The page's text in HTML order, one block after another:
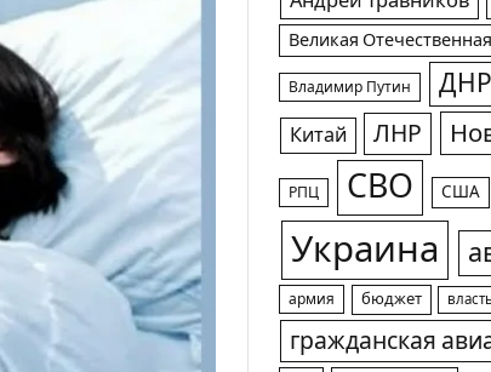
Великая
Владимир Путин ДНР
Китай ЛНР
РПЦ СВО США
Украина
армия бюджет
гражданская